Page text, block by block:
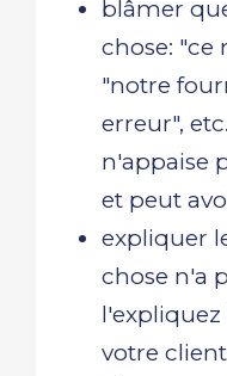
blâmer
chose: "ce
"notre
erreur",
n'appaise
et peut
expliquer
chose n'a
votre